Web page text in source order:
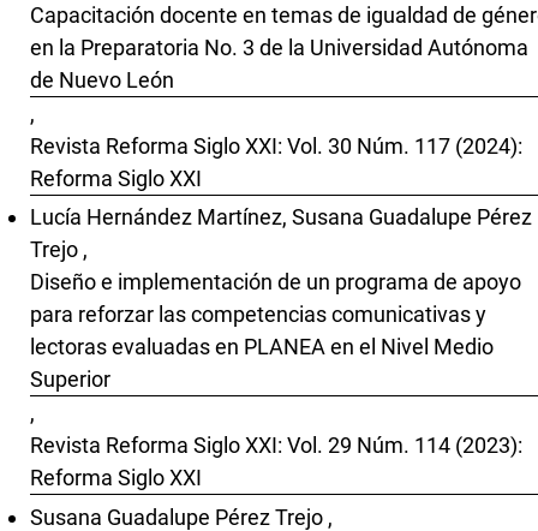
Capacitación docente en temas de igualdad de
en la Preparatoria No. 3 de la Universidad Autónoma
de Nuevo León
,
Revista Reforma Siglo XXI: Vol. 30 Núm. 117 (2024):
Reforma Siglo XXI
Lucía Hernández Martínez, Susana Guadalupe Pérez
Trejo ,
Diseño e implementación de un programa de apoyo
para reforzar las competencias comunicativas y
lectoras evaluadas en PLANEA en el Nivel Medio
Superior
,
Revista Reforma Siglo XXI: Vol. 29 Núm. 114 (2023):
Reforma Siglo XXI
Susana Guadalupe Pérez Trejo ,